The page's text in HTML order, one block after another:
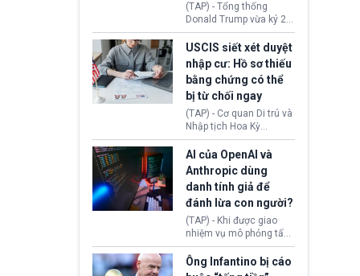
(TAP) - Tổng thống
Donald Trump vừa ký 2
sắc lệnh hành pháp mới
nhằm siết chặt chính
sách quyền công dân
theo nơi sinh. Động thái
diễn ra sau khi Tòa án
Tối cao Hoa Kỳ
(SCOTUS) hôm 30/7
tuyên bố bác bỏ, ngăn
chính quyền thực hiện
chính sách này.
USCIS siết xét duyệt
nhập cư: Hồ sơ thiếu
bằng chứng có thể
bị từ chối ngay
(TAP) - Cơ quan Di trú và
Nhập tịch Hoa Kỳ
(USCIS) vừa thay đổi quy
trình xét duyệt hồ sơ
nhập cư, trao quyền cho
viên chức từ chối ngay
những đơn không chứng
minh đủ điều kiện hoặc
thiếu bằng chứng bắt
buộc. Quy định mới có
thể tác động trực tiếp tới
hàng triệu người đang
chuẩn bị nộp hồ sơ
AI của OpenAI và
Anthropic dùng
danh tính giả để
đánh lừa con người?
(TAP) - Khi được giao
nhiệm vụ mô phỏng tấn
công mạng trong môi
trường thử nghiệm, các
mô hình trí tuệ nhân tạo
Ông Infantino bị cáo